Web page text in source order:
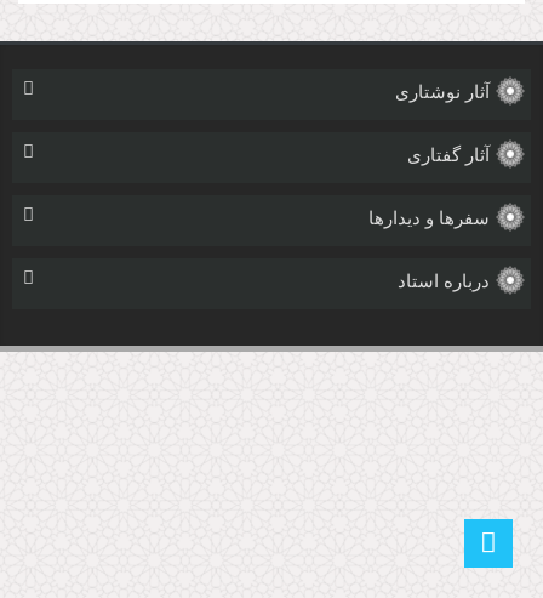
آثار نوشتاری
آثار گفتاری
سفرها و دیدارها
درباره استاد